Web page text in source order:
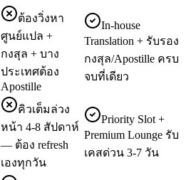
ต้องวิ่งหา
ศูนย์แปล +
กงสุล + บาง
ประเทศต้อง
Apostille
In-house
Translation + รับรอง
กงสุล/Apostille ครบ
จบที่เดียว
คิวเต็มล่วง
หน้า 4-8 สัปดาห์
— ต้อง refresh
เองทุกวัน
Priority Slot +
Premium Lounge รับ
เคสด่วน 3-7 วัน